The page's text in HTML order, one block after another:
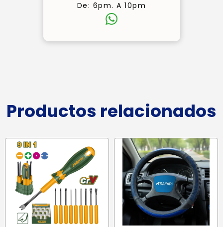
De: 6pm. A 10pm
Productos relacionados